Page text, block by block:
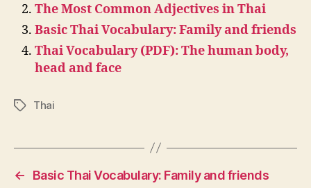
The Most Common Adjectives in Thai
Basic Thai Vocabulary: Family and friends
Thai Vocabulary (PDF): The human body,
head and face
TagsThai
←
Basic Thai Vocabulary: Family and friends